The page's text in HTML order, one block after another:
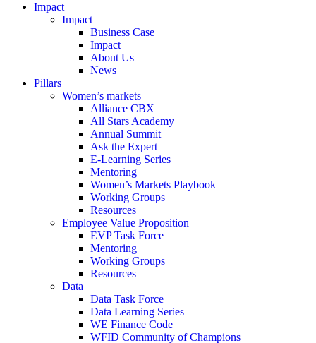
Impact
Impact
Business Case
Impact
About Us
News
Pillars
Women’s markets
Alliance CBX
All Stars Academy
Annual Summit
Ask the Expert
E-Learning Series
Mentoring
Women’s Markets Playbook
Working Groups
Resources
Employee Value Proposition
EVP Task Force
Mentoring
Working Groups
Resources
Data
Data Task Force
Data Learning Series
WE Finance Code
WFID Community of Champions